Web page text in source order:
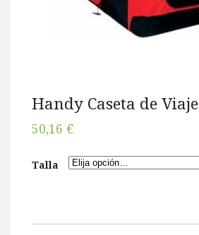
Handy Caseta de Viaje
50,16 €
Talla